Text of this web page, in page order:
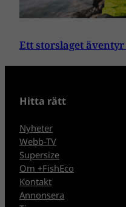
Ett storslaget
Hitta rätt
Nyheter
Webb-TV
Supersize
Om +FishEco
Kontakt
Annonsera